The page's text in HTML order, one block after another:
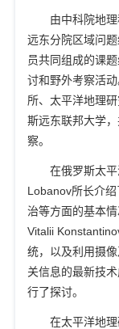
由中科院地
远东分院区域问
员共同组成的课
讨和野外考察活
所、太平洋地理
斯远东联邦大学
察。
在俄罗斯太
Lobanov所长介
治等方面的基本
Vitalii
统，以及利用摄
关信息的最新技
行了探讨。
在太平洋地